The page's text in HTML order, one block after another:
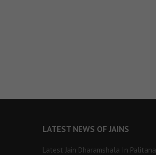
LATEST NEWS OF JAINS
Latest Jain Dharamshala In Palitana